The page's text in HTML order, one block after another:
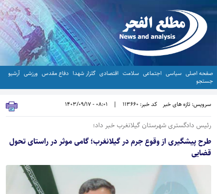
صفحه اصلی سیاسی اجتماعی سلامت اقتصادی گلزار شهدا دفاع مقدس ورزشی آرشیو
جستجو
سرویس: تازه های خبر کد خبر: 113660 |
08:01 - 1403/09/17
رئیس دادگستری شهرستان گیلانغرب خبر داد؛
طرح پیشگیری از وقوع جرم در گیلانغرب؛ گامی موثر در راستای تحول
قضایی